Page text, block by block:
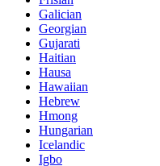
Galician
Georgian
Gujarati
Haitian
Hausa
Hawaiian
Hebrew
Hmong
Hungarian
Icelandic
Igbo